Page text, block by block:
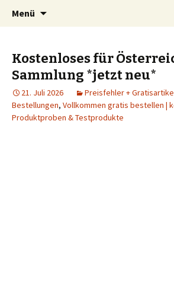
spaaaren.de
Schnäppchen, Gutscheine &
günstig einkaufen und billig
Menü
Kostenloses für
Sammlung *jetzt neu*
21. Juli 2026
Preisfehler +
Bestellungen, Vollkommen gratis bestellen |
Produktproben & Testprodukte